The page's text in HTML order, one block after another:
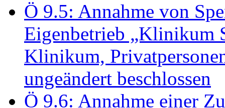
Ö 9.5: Annahme von
Eigenbetrieb „Klinikum
Klinikum,
ungeändert beschlossen
Ö 9.6: Annahme einer